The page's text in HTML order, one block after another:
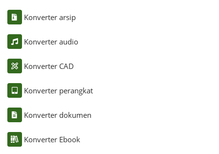
Konverter arsip
Konverter audio
Konverter CAD
Konverter perangkat
Konverter dokumen
Konverter Ebook